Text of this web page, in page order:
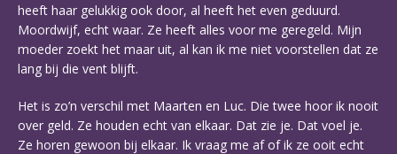
heeft haar gelukkig ook door, al heeft het even geduurd.
Moordwijf, echt waar. Ze heeft alles voor me geregeld. Mijn
moeder zoekt het maar uit, al kan ik me niet voorstellen dat ze
lang bij die vent blijft.
Het is zo’n verschil met Maarten en Luc. Die twee hoor ik nooit
over geld. Ze houden echt van elkaar. Dat zie je. Dat voel je.
Ze horen gewoon bij elkaar. Ik vraag me af of ik ze ooit echt